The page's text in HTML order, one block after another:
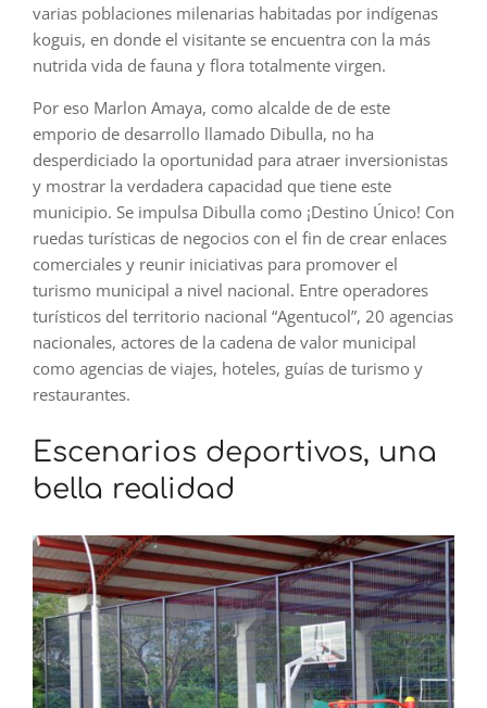
varias poblaciones milenarias habitadas por indígenas
koguis, en donde el visitante se encuentra con la más
nutrida vida de fauna y flora totalmente virgen.
Por eso Marlon Amaya, como alcalde de de este
emporio de desarrollo llamado Dibulla, no ha
desperdiciado la oportunidad para atraer inversionistas
y mostrar la verdadera capacidad que tiene este
municipio. Se impulsa Dibulla como ¡Destino Único! Con
ruedas turísticas de negocios con el fin de crear enlaces
comerciales y reunir iniciativas para promover el
turismo municipal a nivel nacional. Entre operadores
turísticos del territorio nacional “Agentucol”, 20 agencias
nacionales, actores de la cadena de valor municipal
como agencias de viajes, hoteles, guías de turismo y
restaurantes.
Escenarios deportivos, una
bella realidad